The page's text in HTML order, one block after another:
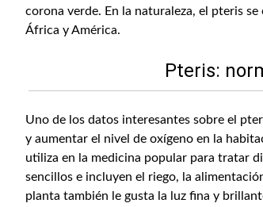
corona verde. En la naturaleza, el pteris
África y América.
Pteris:
Uno de los datos interesantes sobre el
y aumentar el nivel de oxígeno en la
utiliza en la medicina popular para tratar
sencillos e incluyen el riego, la
planta también le gusta la luz fina y